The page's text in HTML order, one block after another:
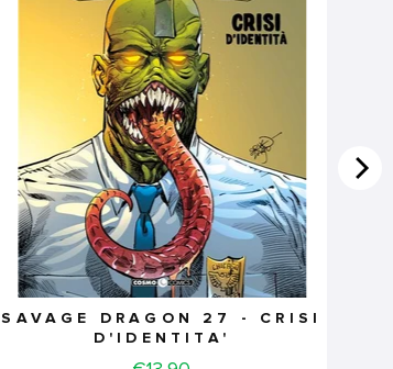
SAVAGE DRAGON 27 - CRISI
D'IDENTITA'